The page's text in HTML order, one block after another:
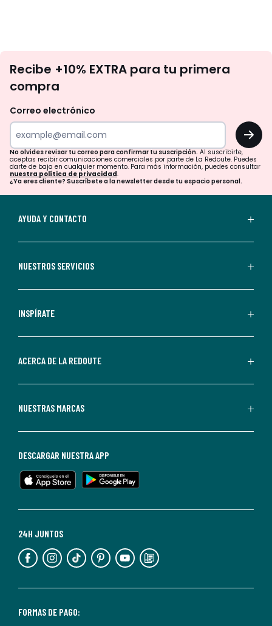
te
tu
para
confirmar
tu
suscripción.
aceptas
comerciales
personalizadas
parte
Redoute.
de
en
cualquier
Para
información,
puedes
nuestra
Recibe +10% EXTRA para tu primera
compra
Correo electrónico
OK
No olvides revisar tu correo para confirmar tu suscripción. Al suscribirte,
aceptas recibir comunicaciones comerciales por parte de La Redoute. Puedes
darte de baja en cualquier momento. Para más información, puedes consultar
nuestra política de privacidad.
¿Ya eres cliente? Suscríbete a la newsletter desde tu espacio personal.
AYUDA Y CONTACTO
NUESTROS SERVICIOS
INSPÍRATE
ACERCA DE LA REDOUTE
NUESTRAS MARCAS
FORMAS DE PAGO:
24H JUNTOS
DESCARGAR NUESTRA APP